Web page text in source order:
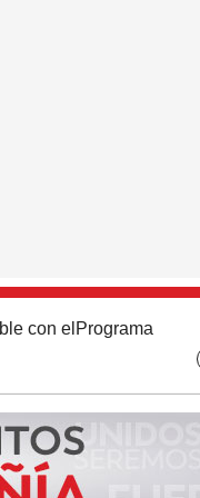
con el Programa